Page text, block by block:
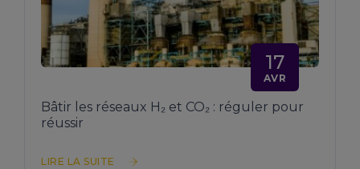
17
AVR
Bâtir les réseaux H₂ et CO₂ : réguler pour
réussir
LIRE LA SUITE